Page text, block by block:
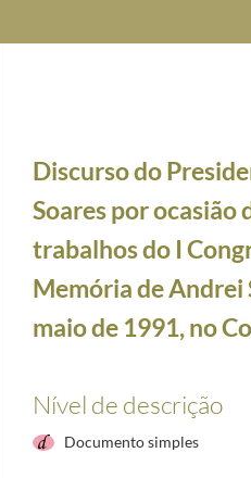
felicitando-o por ocasião da sua eleição
das Relações Internacionais
um ano depois da visita presidencial à URSS
e o Presidente do Presidium do Soviete
da República, Dr. Mário Soares, por
Moscovo - 17 a 23 de maio de 1991
Discurso do
Soares por ocasião
trabalhos do I
Memória de Andrei
maio de 1991, no
Nível de descrição
Documento simples